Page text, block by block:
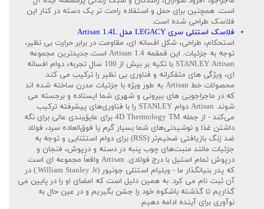
است. همچنین برای حمل و استفاده راحت تر یک دسته در کنار این
فلاسک طراحی شده است.
فلاسک استنلی سری LEGACY مدل Artisan 1.4L
استحکام، طراحی، شکل افسانه ای، مقاومت در برابر حرارت بی نظیر،
توجه به جزئیات. این قمقمه 1.4 Artisan است.جدیدترین مجموعه
STANLEY Artisan با تکیه بر بیش از 100 سال تجربه، دوام افسانه
ای، ویژگی های متفکرانه و فناوری بی نظیر را ترکیب می کند.
محصولات خط Artisan به طور ویژه با جزئیات مدرن ساخته شده اند
که در ماجراجویی های بیرونی و شهری شما ایستاده و برجسته می
شوند. Artisan دوام STANLEY را با فناوری‌های پیشرفته ترکیب
می‌کند - از جمله 4D Thermology TM برای عایق‌بندی عالی برای نگه
داشتن غذا و نوشیدنی‌های شما بسیار گرم یا فوق‌العاده سرد، فولاد
ضد زنگ بازیافتی ضخیم‌تر (RSS) برای دوام استثنایی و توجه به
جزئیات مانند منبت‌های چوب پنبه در دسته و درپوش، فنجان و
درپوش تمام استیل با درج فولادی. Artisan واقعاً مجموعه ای است
که پدر بنیانگذار ما - ویلیام استنلی جونیور (William Stanley Jr.) در
آن ثبت نام می کرد. به همین دلیل است که امضای او را در پایین می
گذاریم تا گذشته باشکوه خود را جشن بگیریم و در عین حال به
نوآوری برای آینده ادامه دهیم.